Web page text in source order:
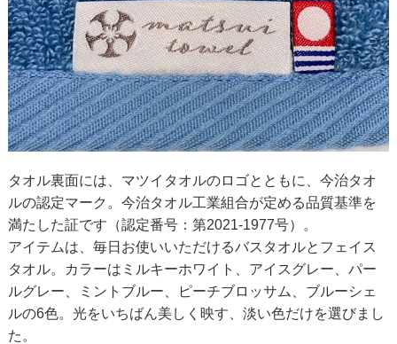
タオル裏面には、マツイタオルのロゴとともに、今治タオ
ルの認定マーク。今治タオル工業組合が定める品質基準を
満たした証です（認定番号：第2021-1977号）。
アイテムは、毎日お使いいただけるバスタオルとフェイス
タオル。カラーはミルキーホワイト、アイスグレー、パー
ルグレー、ミントブルー、ピーチブロッサム、ブルーシェ
ルの6色。光をいちばん美しく映す、淡い色だけを選びまし
た。